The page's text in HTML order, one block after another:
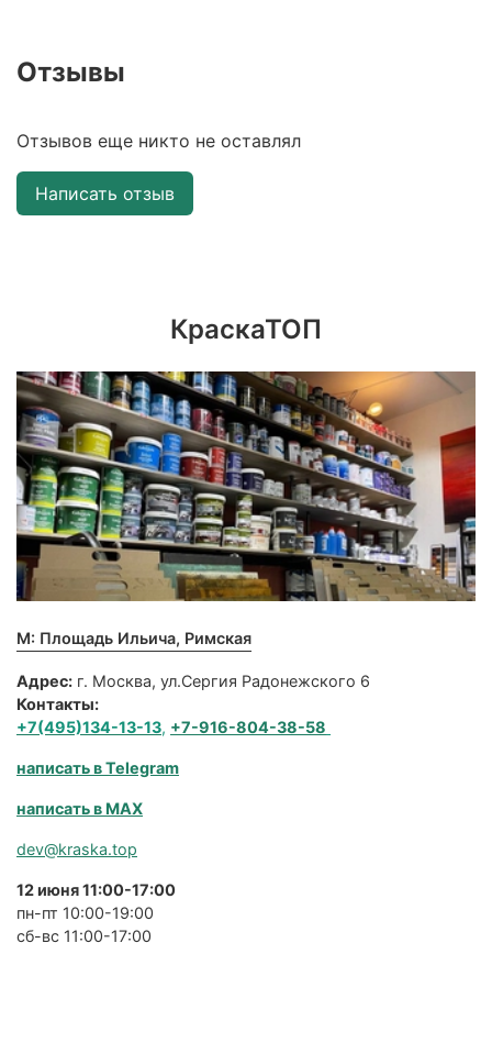
Отзывы
Отзывов еще никто не оставлял
Написать отзыв
КраскаТОП
М: Площадь Ильича, Римская
Адрес: г. Москва, ул.Сергия Радонежского 6
Контакты:
+7(495)134-13-13, +7-916-804-38-58
написать в Telegram
написать в MAX
dev@kraska.top
12 июня 11:00-17:00
пн-пт 10:00-19:00
сб-вс 11:00-17:00